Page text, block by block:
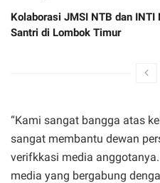
Kolaborasi JMSI NTB dan
Santri di Lombok Timur
“Kami sangat bangga atas
sangat membantu dewan
verifkkasi media
media yang bergabung